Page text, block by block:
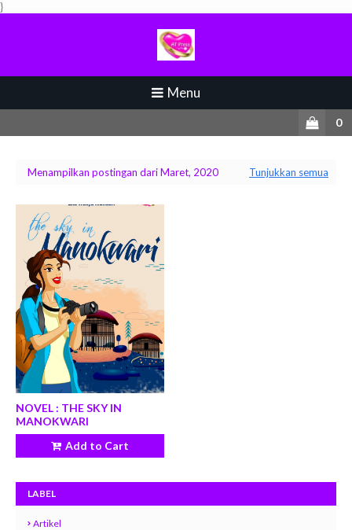
}
Menu
0
Menampilkan postingan dari Maret, 2020 Tunjukkan semua
NOVEL : THE SKY IN
MANOKWARI
Add to Cart
LABEL
Artikel